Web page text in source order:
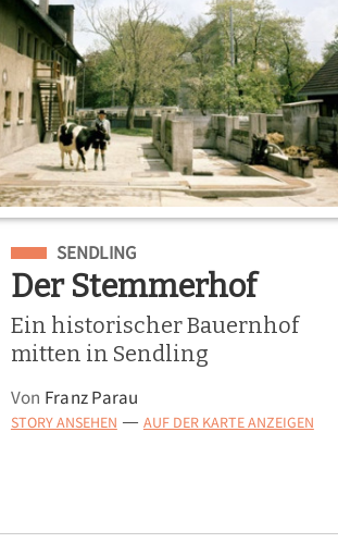
Eingeordnet unter
SENDLING
Der Stemmerhof
Ein historischer Bauernhof
mitten in Sendling
Von Franz Parau
STORY ANSEHEN — AUF DER KARTE ANZEIGEN